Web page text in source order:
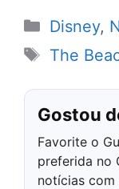
Disney,
Tags
The
Gostou
Favorite o
preferida no
notícias com